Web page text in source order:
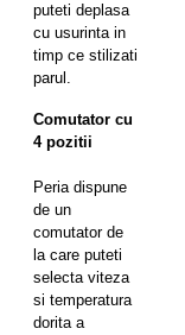
puteti deplasa
cu usurinta in
timp ce stilizati
parul.
Comutator cu
4 pozitii
Peria dispune
de un
comutator de
la care puteti
selecta viteza
si temperatura
dorita a